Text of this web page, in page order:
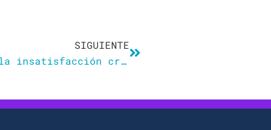
SIGUIENTE
El síndrome de Madame Bovary o la insatisfacción crónica